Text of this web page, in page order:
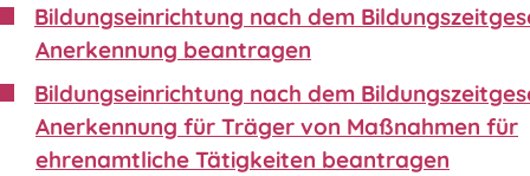
Bildungseinrichtung nach dem
Anerkennung beantragen
Bildungseinrichtung nach dem
Anerkennung für Träger von Maßnahmen für
ehrenamtliche Tätigkeiten beantragen